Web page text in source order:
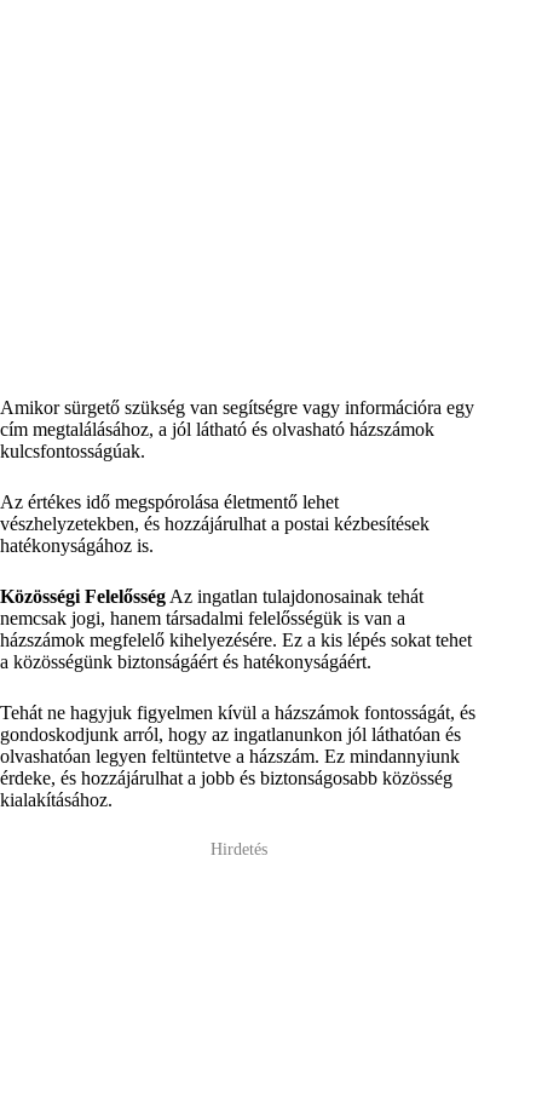
Amikor sürgető szükség van segítségre vagy információra egy
cím megtalálásához, a jól látható és olvasható házszámok
kulcsfontosságúak.
Az értékes idő megspórolása életmentő lehet
vészhelyzetekben, és hozzájárulhat a postai kézbesítések
hatékonyságához is.
Közösségi Felelősség Az ingatlan tulajdonosainak tehát
nemcsak jogi, hanem társadalmi felelősségük is van a
házszámok megfelelő kihelyezésére. Ez a kis lépés sokat tehet
a közösségünk biztonságáért és hatékonyságáért.
Tehát ne hagyjuk figyelmen kívül a házszámok fontosságát, és
gondoskodjunk arról, hogy az ingatlanunkon jól láthatóan és
olvashatóan legyen feltüntetve a házszám. Ez mindannyiunk
érdeke, és hozzájárulhat a jobb és biztonságosabb közösség
kialakításához.
Hirdetés